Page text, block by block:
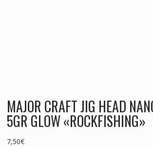
MAJOR CRAFT JIG HEAD
5GR GLOW «ROCKFISHING»
7,50€